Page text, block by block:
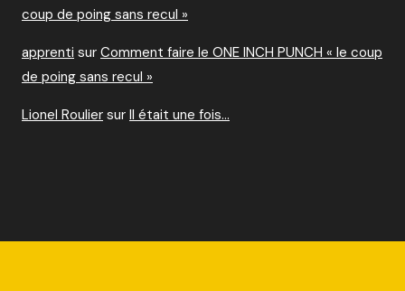
coup de poing sans recul »
apprenti sur Comment faire le ONE INCH PUNCH « le coup
de poing sans recul »
Lionel Roulier sur Il était une fois…